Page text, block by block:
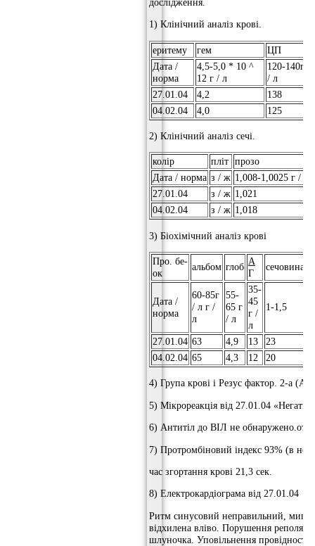
1) Клінічний аналіз крові.
еритему гем ЦП
Дата /
норма
4,5-5,0 * 10 ^
12 г / л
120-140г
/ л
27.01.04
4,2 138
04.02.04
4,0 125
2) Клінічний аналіз сечі.
колір пліт прозо
Дата / норма з / ж 1,008-1,0025 г / л
27.01.04
з / ж 1,021
04.02.04
з / ж 1,018
3) Біохімічний аналіз крові
Про. бе-
ок
альбом глоб А
Г
сечовина
Дата /
норма
60-85г
/ л г /
л
55-
65 г
/ л
35-
45
г /
л
1-1,5
27.01.04 63 4,9 13 23
04.02.04 65 4,3 12 20
4) Група крові і Резус фактор. 2-а (А)
5) Мікрореакція від 27.01.04
6) Антитіл до ВІЛ не обнаружено.от
7) Протромбіновий індекс 93% (в
час згортання крові 21,3 сек.
8) Електрокардіограма від 27.01.04
Ритм синусовий неправильний,
відхилена вліво. Порушення
шлуночка. Уповільнення провідності